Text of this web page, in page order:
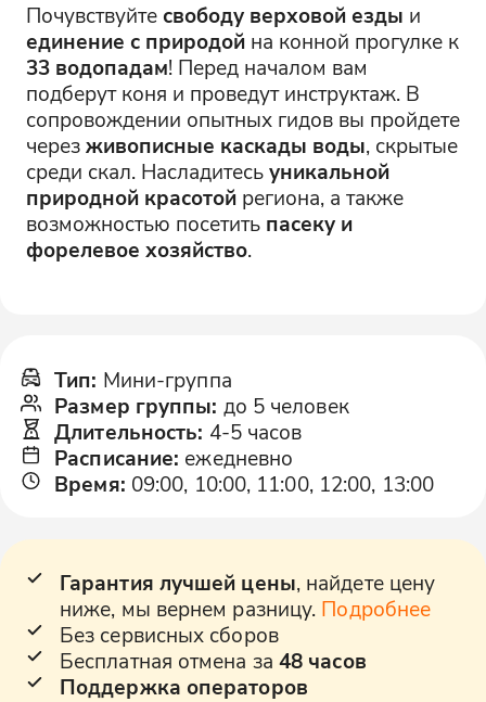
Почувствуйте свободу верховой езды и
единение с природойна конной прогулке к
33 водопадам! Перед началом вам
подберут коня и проведут инструктаж. В
сопровождении опытных гидов вы пройдете
через живописные каскады воды, скрытые
среди скал. Насладитесь уникальной
природной красотойрегиона, а также
возможностью посетить пасеку и
форелевое хозяйство.
Тип: Мини-группа
Размер группы: до 5 человек
Длительность: 4-5 часов
Расписание: ежедневно
Время: 09:00, 10:00, 11:00, 12:00, 13:00
Гарантия лучшей цены, найдете цену
ниже, мы вернем разницу. Подробнее
Без сервисных сборов
Бесплатная отмена за 48 часов
Поддержка операторов